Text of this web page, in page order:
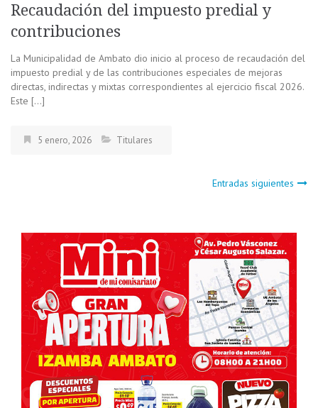
Recaudación del impuesto predial y
contribuciones
La Municipalidad de Ambato dio inicio al proceso de recaudación del
impuesto predial y de las contribuciones especiales de mejoras
directas, indirectas y mixtas correspondientes al ejercicio fiscal 2026.
Este […]
5 enero, 2026 Titulares
de
entradas
Entradas siguientes